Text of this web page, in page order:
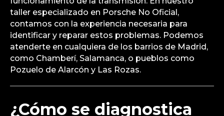
Las causas comunes del código de error P0944
incluyen fugas en el sistema hidráulico de la
transmisión, fallos en la bomba de presión o
problemas con el sensor de presión. Estos
componentes son esenciales para el correcto
funcionamiento de la transmisión. En nuestro
contamos con la experiencia necesaria para